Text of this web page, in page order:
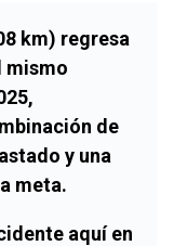
km) regresa
mismo
de
y una
meta.
aquí en